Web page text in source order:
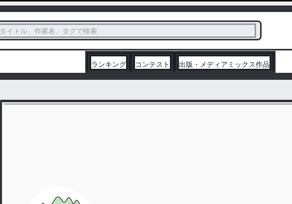
タイトル、作家名、タグで検索
ランキング コンテスト 出版・メディアミックス作品